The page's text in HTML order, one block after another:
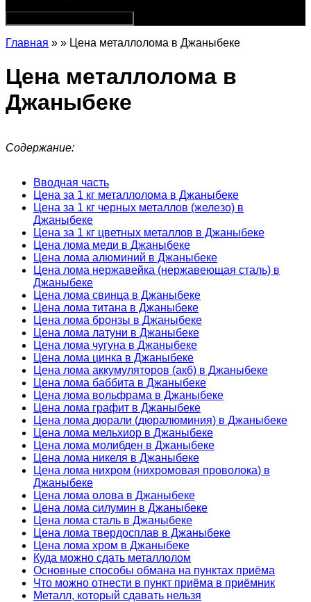
Главная » » Цена металлолома в Джаныбеке
Цена металлолома в
Джаныбеке
Содержание:
Вводная часть
Цена за 1 кг металлолома в Джаныбеке
Цена за 1 кг черных металлов (железо) в
Джаныбеке
Цена за 1 кг цветных металлов в Джаныбеке
Цена лома меди в Джаныбеке
Цена лома алюминий в Джаныбеке
Цена лома нержавейка (нержавеющая сталь) в
Джаныбеке
Цена лома свинца в Джаныбеке
Цена лома титана в Джаныбеке
Цена лома бронзы в Джаныбеке
Цена лома латуни в Джаныбеке
Цена лома чугуна в Джаныбеке
Цена лома цинка в Джаныбеке
Цена лома аккумуляторов (акб) в Джаныбеке
Цена лома баббита в Джаныбеке
Цена лома вольфрама в Джаныбеке
Цена лома графит в Джаныбеке
Цена лома дюрали (дюралюминия) в Джаныбеке
Цена лома мельхиор в Джаныбеке
Цена лома молибден в Джаныбеке
Цена лома никеля в Джаныбеке
Цена лома нихром (нихромовая проволока) в
Джаныбеке
Цена лома олова в Джаныбеке
Цена лома силумин в Джаныбеке
Цена лома сталь в Джаныбеке
Цена лома твердосплав в Джаныбеке
Цена лома хром в Джаныбеке
Куда можно сдать металлолом
Основные способы обмана на пунктах приёма
Что можно отнести в пункт приёма в приёмник
Металл, который сдавать нельзя